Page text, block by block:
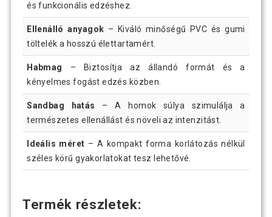
és funkcionális edzéshez.
Ellenálló anyagok – Kiváló minőségű PVC és gumi
töltelék a hosszú élettartamért.
Habmag
– Biztosítja az állandó formát és a
kényelmes fogást edzés közben.
Sandbag hatás
– A homok súlya szimulálja a
természetes ellenállást és növeli az intenzitást.
Ideális méret – A kompakt forma korlátozás nélkül
széles körű gyakorlatokat tesz lehetővé.
Termék részletek: